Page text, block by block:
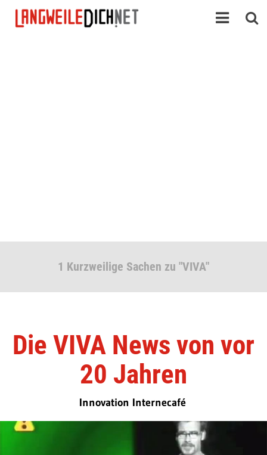
1 Kurzweilige Sachen zu "VIVA"
Die VIVA News von vor
20 Jahren
Innovation Internecafé